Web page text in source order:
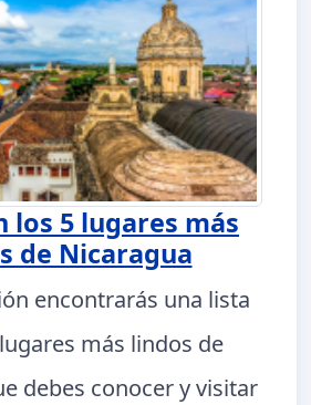
los 5 lugares más
de Nicaragua
encontrarás una lista
más lindos de
debes conocer y visitar